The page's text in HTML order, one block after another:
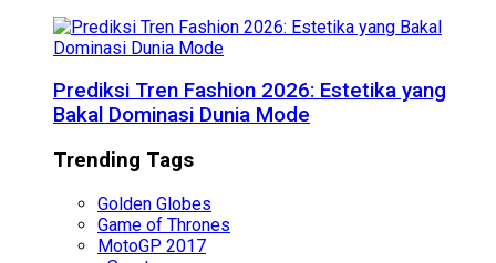
Prediksi Tren Fashion 2026: Estetika yang
Bakal Dominasi Dunia Mode
Trending Tags
Golden Globes
Game of Thrones
MotoGP 2017